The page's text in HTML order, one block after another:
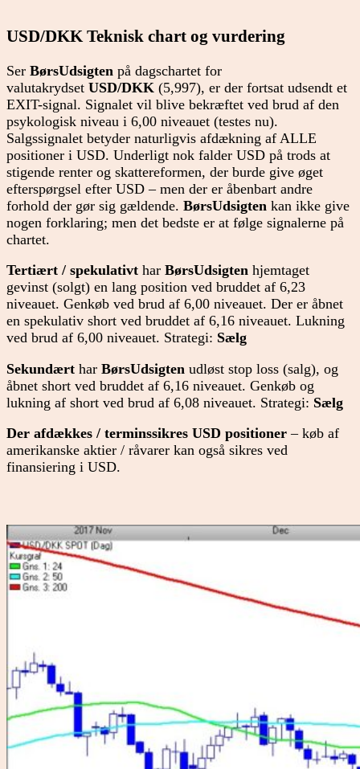
USD/DKK Teknisk chart og vurdering
Ser BørsUdsigten på dagschartet for
valutakrydset USD/DKK (5,997), er der fortsat udsendt et
EXIT-signal. Signalet vil blive bekræftet ved brud af den
psykologisk niveau i 6,00 niveauet (testes nu).
Salgssignalet betyder naturligvis afdækning af ALLE
positioner i USD. Underligt nok falder USD på trods at
stigende renter og skattereformen, der burde give øget
efterspørgsel efter USD – men der er åbenbart andre
forhold der gør sig gældende. BørsUdsigten kan ikke give
nogen forklaring; men det bedste er at følge signalerne på
chartet.
Tertiært / spekulativt har BørsUdsigten hjemtaget
gevinst (solgt) en lang position ved bruddet af 6,23
niveauet. Genkøb ved brud af 6,00 niveauet. Der er åbnet
en spekulativ short ved bruddet af 6,16 niveauet. Lukning
ved brud af 6,00 niveauet. Strategi: Sælg
Sekundært har BørsUdsigten udløst stop loss (salg), og
åbnet short ved bruddet af 6,16 niveauet. Genkøb og
lukning af short ved brud af 6,08 niveauet. Strategi: Sælg
Der afdækkes / terminssikres USD positioner – køb af
amerikanske aktier / råvarer kan også sikres ved
finansiering i USD.